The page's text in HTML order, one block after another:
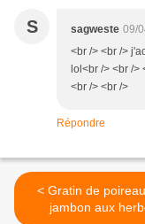
S sagweste 09/
<br /> <br />
lol<br /> <br />
<br /> <br />
Répondre
< Gratin de poireaux au
jambon aux